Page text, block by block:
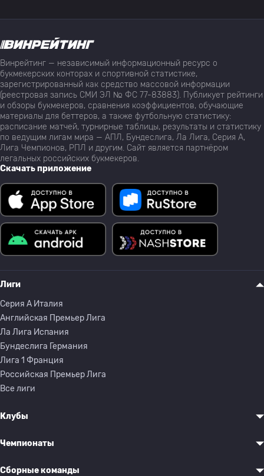
Винрейтинг — независимый информационный ресурс о
букмекерских конторах и спортивной статистике,
зарегистрированный как средство массовой информации
(реестровая запись СМИ ЭЛ № ФС 77-83883). Публикует рейтинги
и обзоры букмекеров, сравнения коэффициентов, обучающие
материалы для беттеров, а также футбольную статистику:
расписание матчей, турнирные таблицы, результаты и статистику
по ведущим лигам мира — АПЛ, Бундеслига, Ла Лига, Серия А,
Лига Чемпионов, РПЛ и другим. Сайт является партнёром
легальных российских букмекеров.
Скачать приложение
Лиги
Серия A Италия
Английская Премьер Лига
Ла Лига Испания
Бундеслига Германия
Лига 1 Франция
Российская Премьер Лига
Все лиги
Клубы
Чемпионаты
Сборные команды